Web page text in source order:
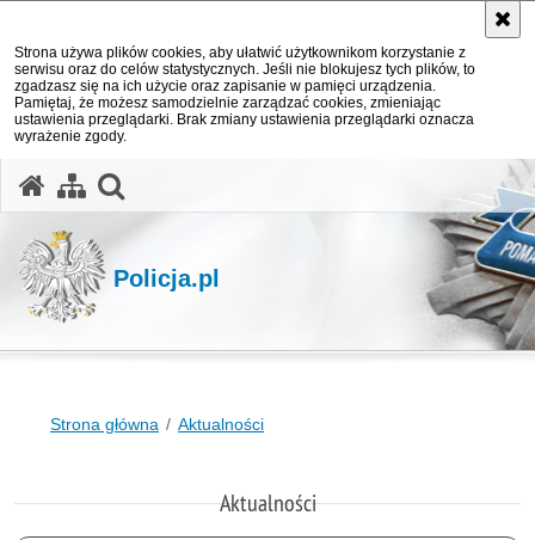
Strona używa plików cookies, aby ułatwić użytkownikom korzystanie z
serwisu oraz do celów statystycznych. Jeśli nie blokujesz tych plików, to
zgadzasz się na ich użycie oraz zapisanie w pamięci urządzenia.
Pamiętaj, że możesz samodzielnie zarządzać cookies, zmieniając
ustawienia przeglądarki. Brak zmiany ustawienia przeglądarki oznacza
wyrażenie zgody.
Policja.pl
Strona główna Aktualności
Aktualności